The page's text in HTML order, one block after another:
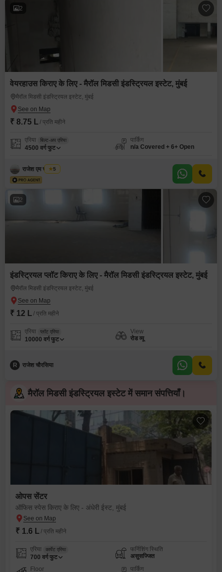
2
वेयरहाउस किराए के लिए - मैरॉल मिडसी इंडस्ट्रियल इस्टेट, मुंबई
मैरॉल मिडसी इंडस्ट्रियल इस्टेट, मुंबई
₹ 8.75 L / प्रति महीने
एरिया बिल्ट-अप एरिया
4500 वर्ग फुट
पार्किंग
n/a Covered + 6+ Open
राजेश एम चौरसिया
5
2
इंडस्ट्रियल प्लॉट किराए के लिए - मैरॉल मिडसी इंडस्ट्रियल इस्टेट, मुंबई
मैरॉल मिडसी इंडस्ट्रियल इस्टेट, मुंबई
₹ 12 L / प्रति महीने
एरिया प्लॉट एरिया
10000 वर्ग फुट
View
रोड व्यू
R राजेश चौरसिया
मैरॉल मिडसी इंडस्ट्रियल इस्टेट में समान संपत्तियाँ।
ओपस सेंटर
ऑफिस स्पेस किराए के लिए - अंधेरी ईस्ट, मुंबई
₹ 1.6 L / प्रति महीने
एरिया कार्पेट एरिया
700 वर्ग फुट
फर्निशिंग स्थिति
असुसज्जित
Floor
पार्किंग